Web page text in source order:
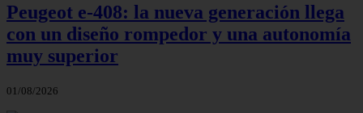
Peugeot e-408: la nueva generación llega
con un diseño rompedor y una autonomía
muy superior
01/08/2026